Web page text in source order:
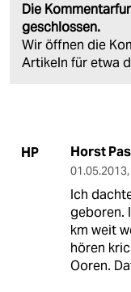
Die
geschlossen.
Wir öffnen die
Artikeln für etwa
HP Horst
01.05.2013,
Ich
geboren.
km weit
hören
Ooren.